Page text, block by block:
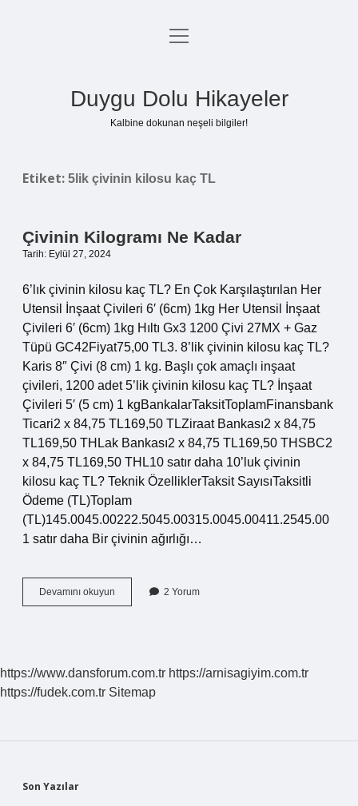
Anasayfa
menüyü
Duygu Dolu Hikayeler
Kalbine dokunan neşeli bilgiler!
Etiket: 5lik çivinin kilosu kaç TL
Çivinin Kilogramı Ne Kadar
Tarih: Eylül 27, 2024
6’lık çivinin kilosu kaç TL? En Çok Karşılaştırılan Her
Utensil İnşaat Çivileri 6′ (6cm) 1kg Her Utensil İnşaat
Çivileri 6′ (6cm) 1kg Hıltı Gx3 1200 Çivi 27MX + Gaz
Tüpü GC42Fiyat75,00 TL3. 8’lik çivinin kilosu kaç TL?
Karis 8″ Çivi (8 cm) 1 kg. Başlı çok amaçlı inşaat
çivileri, 1200 adet 5’lik çivinin kilosu kaç TL? İnşaat
Çivileri 5′ (5 cm) 1 kgBankalarTaksitToplamFinansbank
Ticari2 x 84,75 TL169,50 TLZiraat Bankası2 x 84,75
TL169,50 THLak Bankası2 x 84,75 TL169,50 THSBC2
x 84,75 TL169,50 THL10 satır daha 10’luk çivinin
kilosu kaç TL? Teknik ÖzelliklerTaksit SayısıTaksitli
Ödeme (TL)Toplam
(TL)145.0045.00222.5045.00315.0045.00411.2545.00
1 satır daha Bir çivinin ağırlığı…
Devamını okuyun
Kilogramı
2 Yorum
https://www.dansforum.com.tr https://arnisagiyim.com.tr
https://fudek.com.tr Sitemap
Sidebar
Son Yazılar